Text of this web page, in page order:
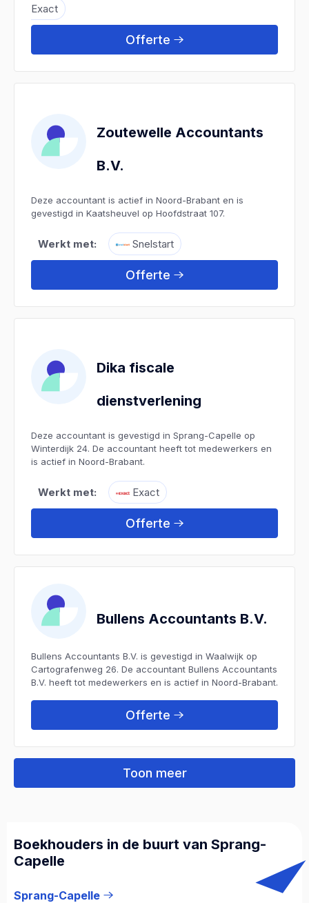
Exact
Offerte
Zoutewelle Accountants
B.V.
Deze accountant is actief in Noord-Brabant en is
gevestigd in Kaatsheuvel op Hoofdstraat 107.
Werkt met: Snelstart
Offerte
Dika fiscale
dienstverlening
Deze accountant is gevestigd in Sprang-Capelle op
Winterdijk 24. De accountant heeft tot medewerkers en
is actief in Noord-Brabant.
Werkt met: Exact
Offerte
Bullens Accountants B.V.
Bullens Accountants B.V. is gevestigd in Waalwijk op
Cartografenweg 26. De accountant Bullens Accountants
B.V. heeft tot medewerkers en is actief in Noord-Brabant.
Offerte
Toon meer
Boekhouders in de buurt van Sprang-
Capelle
Sprang-Capelle